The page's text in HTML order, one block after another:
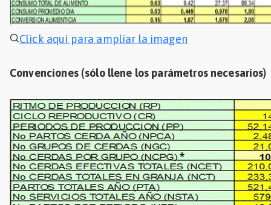
Click aquí para ampliar la imagen
Convenciones (sólo llene los parámetros necesarios)